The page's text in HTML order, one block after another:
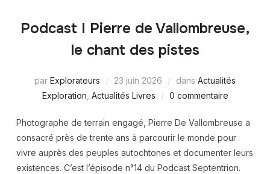
Podcast I Pierre de Vallombreuse,
le chant des pistes
par Explorateurs 23 juin 2026 dans Actualités
Exploration Actualités Livres 0 commentaire
Photographe de terrain engagé, Pierre De Vallombreuse a
consacré près de trente ans à parcourir le monde pour
vivre auprès des peuples autochtones et documenter leurs
existences. C’est l’épisode n°14 du Podcast Septentrion.